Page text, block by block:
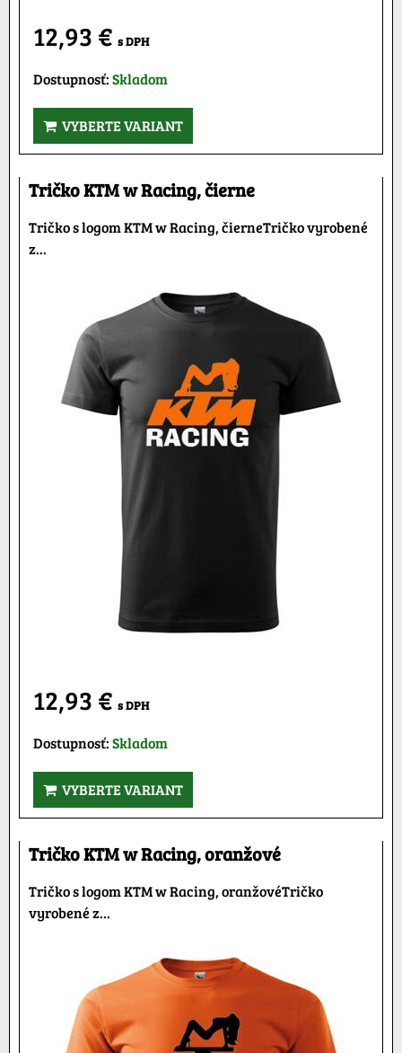
12,93 € s DPH
Dostupnosť:Skladom
VYBERTE VARIANT
Tričko KTM w Racing, čierne
Tričko s logom KTM w Racing, čierneTričko vyrobené
z...
12,93 € s DPH
Dostupnosť:Skladom
VYBERTE VARIANT
Tričko KTM w Racing, oranžové
Tričko s logom KTM w Racing, oranžovéTričko
vyrobené z...